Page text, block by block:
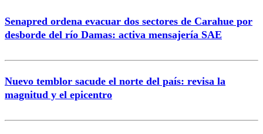
Senapred ordena evacuar dos sectores de Carahue por
desborde del río Damas: activa mensajería SAE
Nuevo temblor sacude el norte del país: revisa la
magnitud y el epicentro